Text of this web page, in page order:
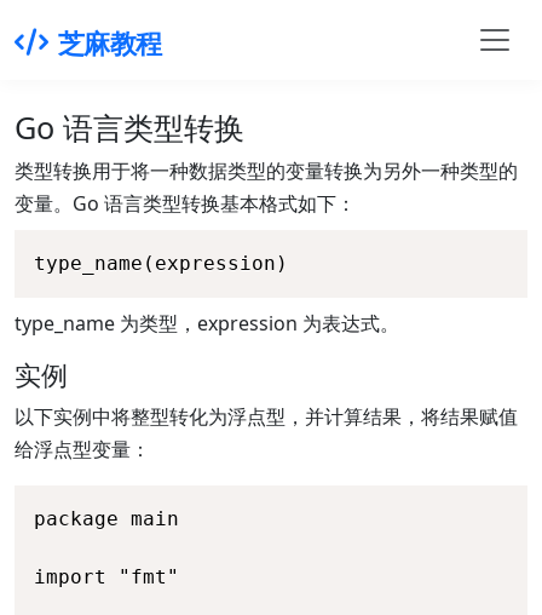
芝麻教程
Go 语言类型转换
类型转换用于将一种数据类型的变量转换为另外一种类型的
变量。Go 语言类型转换基本格式如下：
type_name(expression)
type_name 为类型，expression 为表达式。
实例
以下实例中将整型转化为浮点型，并计算结果，将结果赋值
给浮点型变量：
package main
import "fmt"